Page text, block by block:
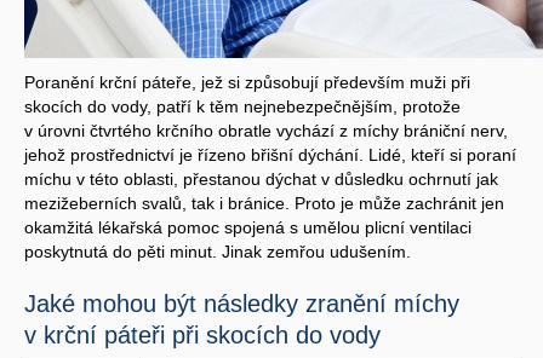
Poranění krční páteře, jež si způsobují především muži při
skocích do vody, patří k těm nejnebezpečnějším, protože
v úrovni čtvrtého krčního obratle vychází z míchy brániční nerv,
jehož prostřednictví je řízeno břišní dýchání. Lidé, kteří si poraní
míchu v této oblasti, přestanou dýchat v důsledku ochrnutí jak
mezižeberních svalů, tak i bránice. Proto je může zachránit jen
okamžitá lékařská pomoc spojená s umělou plicní ventilaci
poskytnutá do pěti minut. Jinak zemřou udušením.
Jaké mohou být následky zranění míchy
v krční páteři při skocích do vody